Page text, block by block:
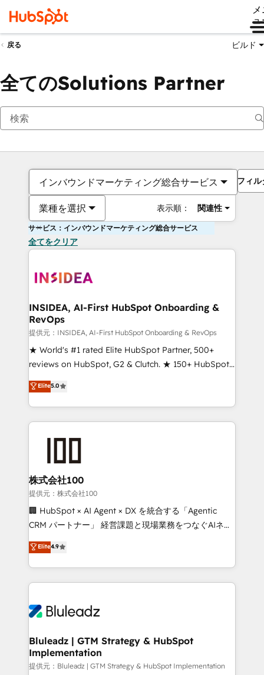
ュ
戻る ビルド
全てのSolutions Partner
インバウンドマーケティング総合サービス
業種を選択 表示順： 関連性
フィル
サービス：インバウンドマーケティング総合サービス
全てをクリア
INSIDEA, AI-First HubSpot Onboarding &
RevOps
提供元：INSIDEA, AI-First HubSpot Onboarding & RevOps
★ World's #1 rated Elite HubSpot Partner, 500+
reviews on HubSpot, G2 & Clutch. ★ 150+ HubSpot
Certified Experts & Trainers across the team ★
1,500+ implementations across five continents ★ AI-
First, RevOps-led, Onboarding obsessed ★
Company of the Year 2024/25 INSIDEA helps
and build AI-powered workflows that drive adoption
from week one, in your time zone. What we do ➤
Onboarding: Live in weeks, with workflows built
around your business, not a template. ➤ Migration:
Move from any legacy CRM. Zero downtime, full data
run your revenue process. Sales, marketing, and
service wired together. ➤ AI and Integrations: Layer
tune-ups, feature rollouts, adoption coaching. Buying
HubSpot, switching to it, or reviving a stale portal?
Elite5.0
株式会社100
提供元：株式会社100
🏢 HubSpot × AI Agent × DX を統合する「Agentic
CRM パートナー」 経営課題と現場業務をつなぐAIネイ
ティブ・エージェンシーとして、HubSpot Eliteの実装
力で顧客フロント業務を再設計します。 💡 100inc は何
をする会社か？ HubSpotを共通基盤に、AIエージェン
トを組み込んだ顧客フロント業務（マーケティング・営
ィブ・エージェンシーです。事業部・グループ会社・部
を、CRMを軸とした全社共通基盤に再構築します。意
思決定者・PMO・現場担当者に並走します。 1️⃣
HubSpot導入・活用支援 顧客データの一元化から、
Elite4.9
Bluleadz | GTM Strategy & HubSpot
Implementation
提供元：Bluleadz | GTM Strategy & HubSpot Implementation